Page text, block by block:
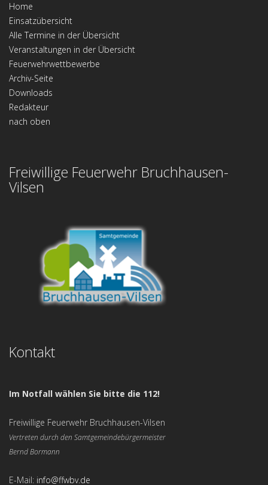
Home
Einsatzübersicht
Alle Termine in der Übersicht
Veranstaltungen in der Übersicht
Feuerwehrwettbewerbe
Archiv-Seite
Downloads
Redakteur
nach oben
Freiwillige Feuerwehr Bruchhausen-
Vilsen
Kontakt
Im Notfall wählen Sie bitte die 112!
Freiwillige Feuerwehr Bruchhausen-Vilsen
Vertreten durch den Samtgemeindebürgermeister
Bernd Bormann
E-Mail: info@ffwbv.de